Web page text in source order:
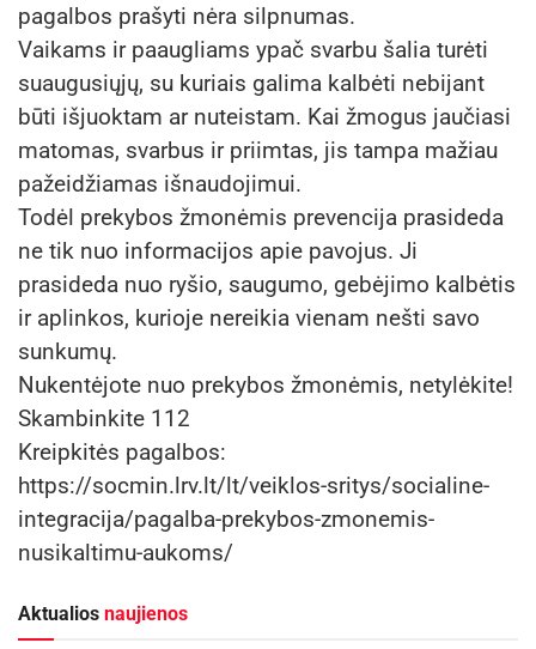
pagalbos prašyti nėra silpnumas.
Vaikams ir paaugliams ypač svarbu šalia turėti
suaugusiųjų, su kuriais galima kalbėti nebijant
būti išjuoktam ar nuteistam. Kai žmogus jaučiasi
matomas, svarbus ir priimtas, jis tampa mažiau
pažeidžiamas išnaudojimui.
Todėl prekybos žmonėmis prevencija prasideda
ne tik nuo informacijos apie pavojus. Ji
prasideda nuo ryšio, saugumo, gebėjimo kalbėtis
ir aplinkos, kurioje nereikia vienam nešti savo
sunkumų.
Nukentėjote nuo prekybos žmonėmis, netylėkite!
Skambinkite 112
Kreipkitės pagalbos:
https://socmin.lrv.lt/lt/veiklos-sritys/socialine-
integracija/pagalba-prekybos-zmonemis-
nusikaltimu-aukoms/
Aktualios naujienos